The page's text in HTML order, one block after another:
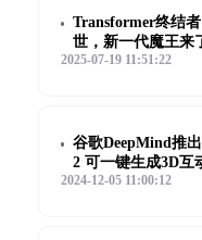
Transformer终结
世，新一代魔王来
2025-07-19 11:51:22
谷歌DeepMind推
2 可一键生成3D互
2024-12-05 11:00:12